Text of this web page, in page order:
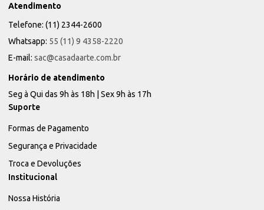
Atendimento
Telefone: (11) 2344-2600
Whatsapp: 55 (11) 9 4358-2220
E-mail: sac@casadaarte.com.br
Horário de atendimento
Seg à Qui das 9h às 18h | Sex 9h às 17h
Suporte
Formas de Pagamento
Segurança e Privacidade
Troca e Devoluções
Institucional
Nossa História